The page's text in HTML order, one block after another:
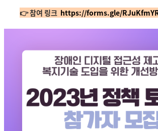
👉 참여 링크 https://forms.gle/